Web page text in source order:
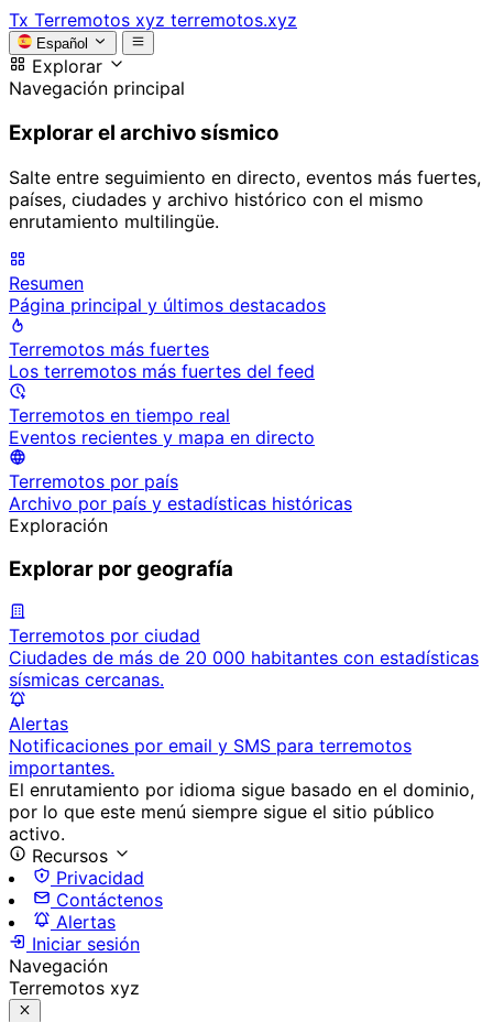
Tx Terremotos xyz terremotos.xyz
Español
Explorar
Navegación principal
Explorar el archivo sísmico
Salte entre seguimiento en directo, eventos más fuertes,
países, ciudades y archivo histórico con el mismo
enrutamiento multilingüe.
Resumen
Página principal y últimos destacados
Terremotos más fuertes
Los terremotos más fuertes del feed
Terremotos en tiempo real
Eventos recientes y mapa en directo
Terremotos por país
Archivo por país y estadísticas históricas
Exploración
Explorar por geografía
Terremotos por ciudad
Ciudades de más de 20 000 habitantes con estadísticas
sísmicas cercanas.
Alertas
Notificaciones por email y SMS para terremotos
importantes.
El enrutamiento por idioma sigue basado en el dominio,
por lo que este menú siempre sigue el sitio público
activo.
Recursos
Privacidad
Contáctenos
Alertas
Iniciar sesión
Navegación
Terremotos xyz